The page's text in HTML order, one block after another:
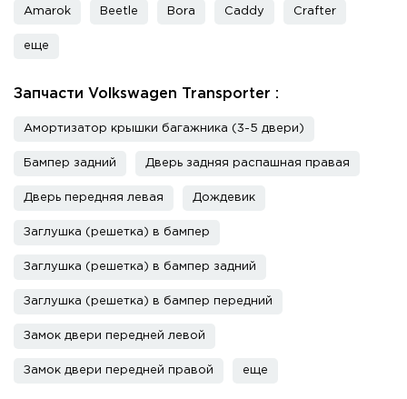
Amarok Beetle Bora Caddy Crafter
еще
Запчасти Volkswagen Transporter :
Амортизатор крышки багажника (3-5 двери)
Бампер задний Дверь задняя распашная правая
Дверь передняя левая Дождевик
Заглушка (решетка) в бампер
Заглушка (решетка) в бампер задний
Заглушка (решетка) в бампер передний
Замок двери передней левой
Замок двери передней правой еще